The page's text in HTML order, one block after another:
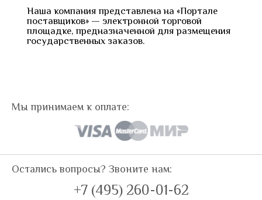
Наша компания представлена на «Портале
поставщиков» — электронной торговой
площадке, предназначенной для размещения
государственных заказов.
Мы принимаем к оплате:
Остались вопросы? Звоните нам:
+7 (495) 260-01-62